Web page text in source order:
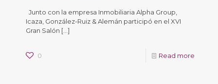
Junto con la empresa Inmobiliaria Alpha Group,
Icaza, González-Ruiz & Alemán participó en el XVI
Gran Salón […]
0 Read more